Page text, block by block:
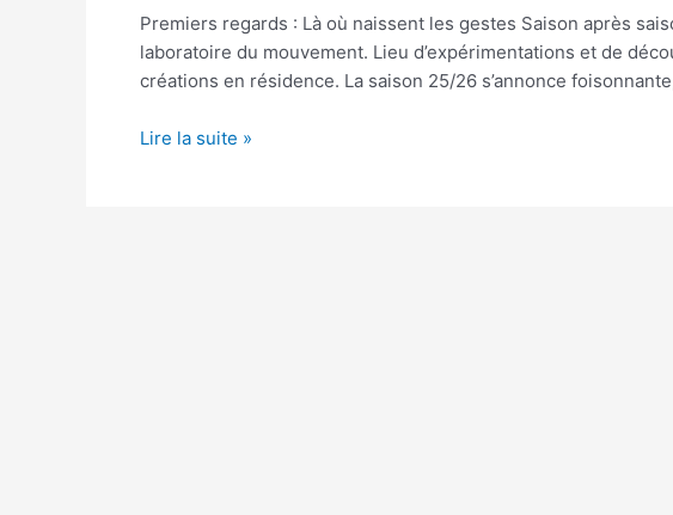
Premiers regards : Là où naissent les gestes Saison après
laboratoire du mouvement. Lieu d’expérimentations et de
créations en résidence. La saison 25/26 s’annonce
Premiers
Lire la suite »